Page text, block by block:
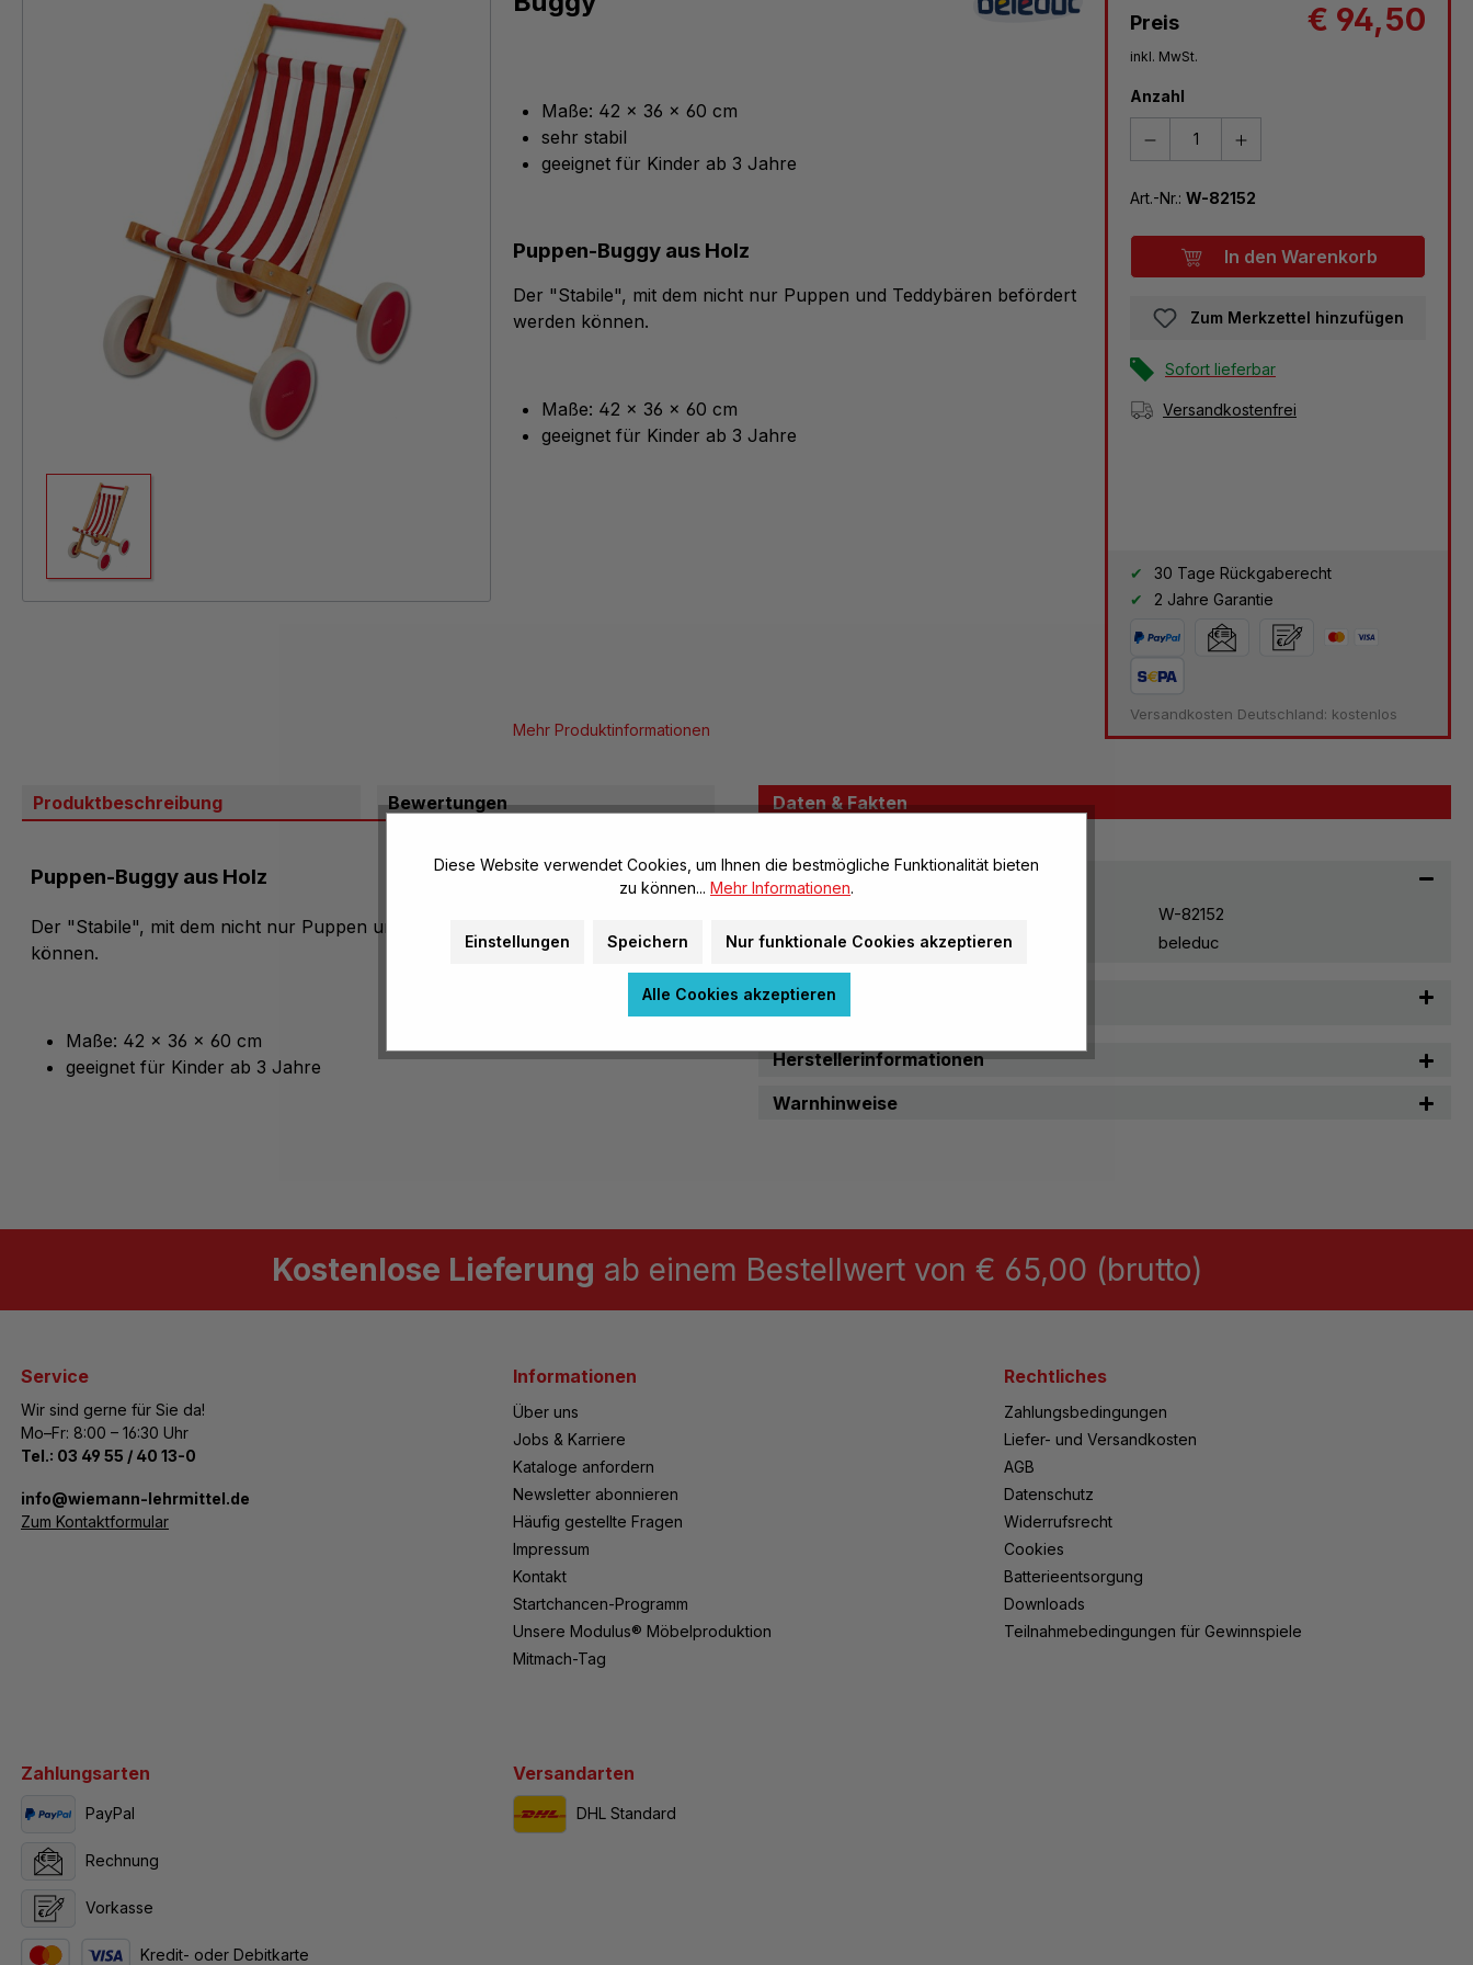
Preis € 94,50
inkl. MwSt.
Anzahl
Art.-Nr.: W-82152
In den Warenkorb
Zum Merkzettel hinzufügen
Sofort lieferbar
Versandkostenfrei
30 Tage Rückgaberecht
2 Jahre Garantie
Versandkosten Deutschland: kostenlos
Maße: 42 x 36 x 60 cm
sehr stabil
geeignet für Kinder ab 3 Jahre
Puppen-Buggy aus Holz
Der "Stabile", mit dem nicht nur Puppen und Teddybären befördert
werden können.
Maße: 42 x 36 x 60 cm
geeignet für Kinder ab 3 Jahre
Mehr Produktinformationen
Produktbeschreibung Bewertungen
Puppen-Buggy aus Holz
Der "Stabile", mit dem nicht nur Puppen und Teddybären befördert werden
können.
Maße: 42 x 36 x 60 cm
geeignet für Kinder ab 3 Jahre
Daten & Fakten
Allgemeine Infos
W-82152
Marke:
beleduc
Material, Beschaffenheit & Pflege
Herstellerinformationen
Warnhinweise
Kostenlose Lieferung ab einem Bestellwert von € 65,00 (brutto)
Service
Wir sind gerne für Sie da!
Mo–Fr: 8:00 – 16:30 Uhr
Tel.: 03 49 55 / 40 13-0
­info@wiemann-lehrmittel.de
Zum Kontaktformular
Informationen
Über uns
Jobs & Karriere
Kataloge anfordern
Newsletter abonnieren
Häufig gestellte Fragen
Impressum
Kontakt
Startchancen-Programm
Unsere Modulus® Möbelproduktion
Mitmach-Tag
Rechtliches
Zahlungsbedingungen
Liefer- und Versandkosten
AGB
Datenschutz
Widerrufsrecht
Cookies
Batterieentsorgung
Downloads
Teilnahmebedingungen für Gewinnspiele
Zahlungsarten
PayPal
Rechnung
Vorkasse
Kredit- oder Debitkarte
Versandarten
DHL Standard
Diese Website verwendet Cookies, um Ihnen die bestmögliche Funktionalität bieten
zu können... Mehr Informationen.
Einstellungen Speichern Nur funktionale Cookies akzeptieren
Alle Cookies akzeptieren